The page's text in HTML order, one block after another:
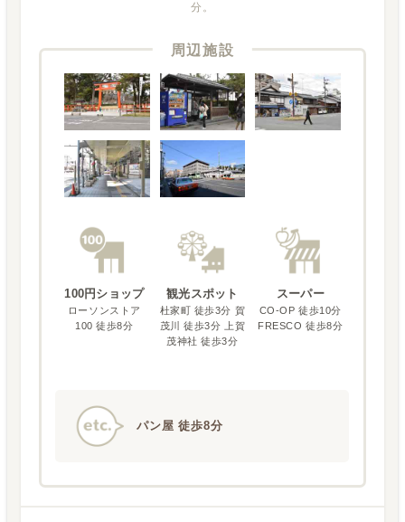
分。
周辺施設
100円ショップ
ローソンストア
100 徒歩8分
観光スポット
杜家町 徒歩3分 賀
茂川 徒歩3分 上賀
茂神社 徒歩3分
スーパー
CO-OP 徒歩10分
FRESCO 徒歩8分
パン屋 徒歩8分